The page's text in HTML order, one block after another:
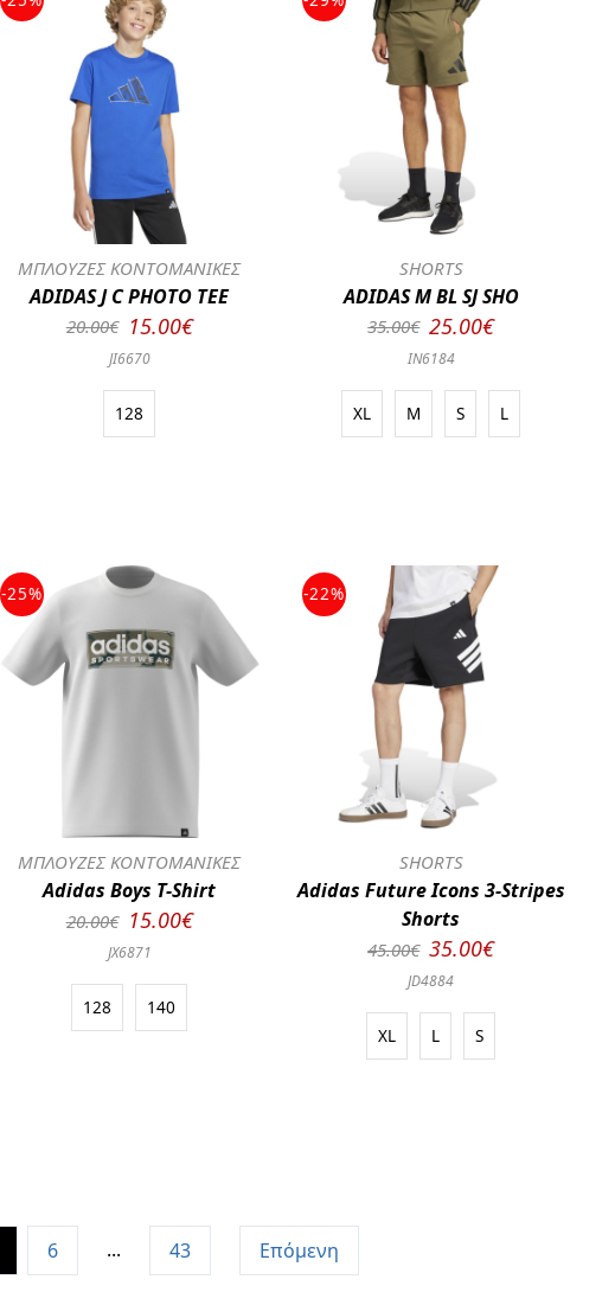
ΜΠΛΟΥΖΕΣ ΚΟΝΤΟΜΑΝΙΚΕΣ
ADIDAS J C PHOTO TEE
20.00€ 15.00€
JI6670
128
SHORTS
ADIDAS M BL SJ SHO
35.00€ 25.00€
IN6184
XL M S L
-25%
ΜΠΛΟΥΖΕΣ ΚΟΝΤΟΜΑΝΙΚΕΣ
Adidas Boys T-Shirt
20.00€ 15.00€
JX6871
128 140
-22%
SHORTS
Adidas Future Icons 3-Stripes
Shorts
45.00€ 35.00€
JD4884
XL L S
6 ... 43 Επόμενη